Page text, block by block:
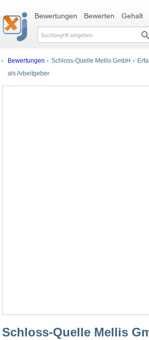
Bewertungen Bewerten Gehalt
Bewertungen Schloss-Quelle Mellis GmbH
als Arbeitgeber
Schloss-Quelle Mellis